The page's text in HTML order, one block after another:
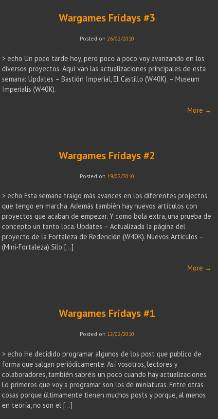
Wargames Fridays #3
Posted on 26/02/2010
> echo Un poco tarde hoy, pero poco a poco voy avanzando en los
diversos proyectos. Aquí van las actualizaciones principales de esta
semana: Updates – Bastión Imperial, El Castillo (W40K). – Museum
Imperialis (W40K).
More →
Wargames Fridays #2
Posted on 19/02/2010
> echo Esta semana traigo más avances en los diferentes projectos
que tengo en marcha. Además también hay nuevos artículos con
proyectos que acaban de empezar. Y como bola extra, una prueba de
concepto un tanto loca. Updates – Actualizada la página del
proyecto de la Fortaleza de Redención (W40K). Nuevos Artículos –
(Mini-Fortaleza) Silo […]
More →
Wargames Fridays #1
Posted on 12/02/2010
> echo He decidido programar algunos de los post que publico de
forma que salgan periódicamente. Así vosotros, lectores y
colaboradores, también sabréis un poco cuando hay actualizaciones.
Lo primeros que voy a programar son los de miniaturas. Entre otras
cosas porque últimamente tienen muchos posts y porque, al menos
en teoría, no son el […]